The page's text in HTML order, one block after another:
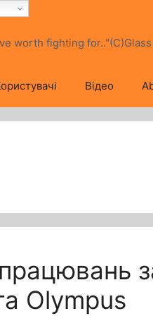
worth fighting
Відео
Olympus